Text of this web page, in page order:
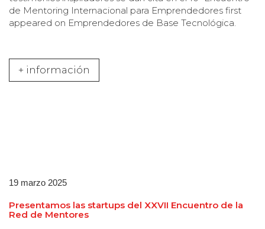
de Mentoring Internacional para Emprendedores first
appeared on Emprendedores de Base Tecnológica.
+ información
19 marzo 2025
Presentamos las startups del XXVII Encuentro de la
Red de Mentores